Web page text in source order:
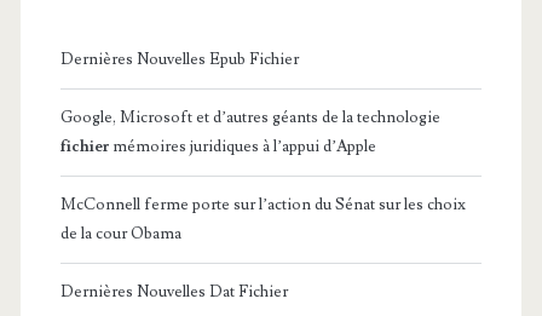
Dernières Nouvelles Epub Fichier
Google, Microsoft et d’autres géants de la technologie
fichier mémoires juridiques à l’appui d’Apple
McConnell ferme porte sur l’action du Sénat sur les choix
de la cour Obama
Dernières Nouvelles Dat Fichier